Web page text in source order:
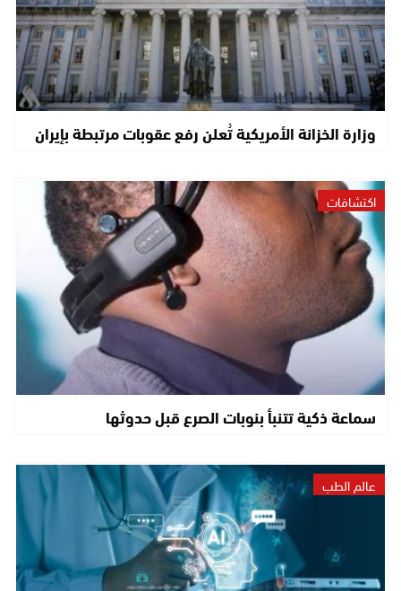
وزارة الخزانة الأمريكية تُعلن رفع عقوبات مرتبطة بإيران
اكتشافات
سماعة ذكية تتنبأ بنوبات الصرع قبل حدوثها
عالم الطب